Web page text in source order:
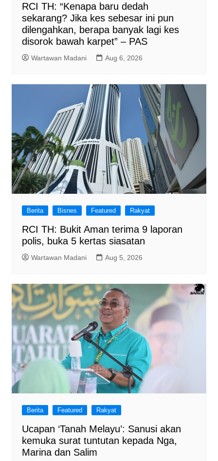
RCI TH: “Kenapa baru dedah
sekarang? Jika kes sebesar ini pun
dilengahkan, berapa banyak lagi kes
disorok bawah karpet” – PAS
Wartawan Madani Aug 6, 2026
Berita Bisnes Featured Rakyat
RCI TH: Bukit Aman terima 9 laporan
polis, buka 5 kertas siasatan
Wartawan Madani Aug 5, 2026
Berita Featured Rakyat
Ucapan ‘Tanah Melayu’: Sanusi akan
kemuka surat tuntutan kepada Nga,
Marina dan Salim